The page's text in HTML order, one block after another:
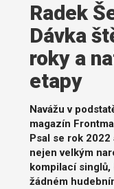
Radek
Dávka
roky a
etapy
Navážu v
magazín
Psal se rok
nejen velkým
kompilací
žádném